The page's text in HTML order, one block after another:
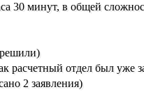
30 минут, в общей
расчетный отдел был уже
2 заявления)